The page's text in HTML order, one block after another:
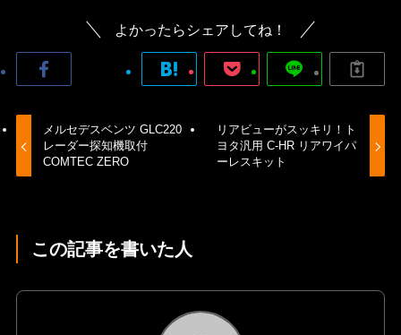
よかったらシェアしてね！
メルセデスベンツ GLC220
レーダー探知機取付
COMTEC ZERO
リアビューがスッキリ！ト
ヨタ汎用 C-HR リアワイパ
ーレスキット
この記事を書いた人